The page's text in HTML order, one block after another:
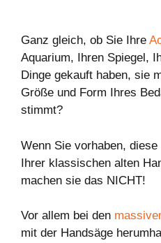
Ganz gleich, ob Sie Ihre
Aquarium, Ihren Spiegel,
Dinge gekauft haben, sie
Größe und Form Ihres
stimmt?
Wenn Sie vorhaben,
Ihrer klassischen alten
machen sie das NICHT!
Vor allem bei den
mit der Handsäge